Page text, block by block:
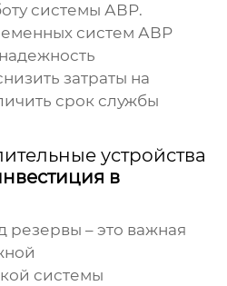
системы АВР.
систем АВР
затраты на
срок службы
устройства
в
резервы – это важная
системы